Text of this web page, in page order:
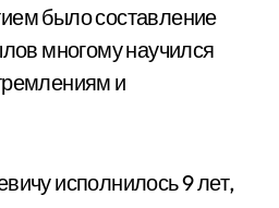
было составление
многому научился
и
исполнилось 9 лет,